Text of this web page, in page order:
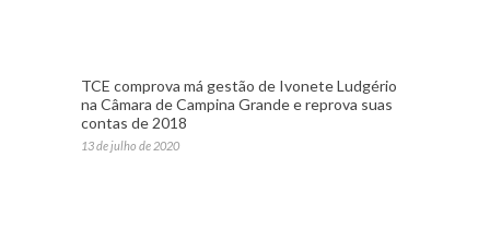
TCE comprova má gestão de Ivonete Ludgério
na Câmara de Campina Grande e reprova suas
contas de 2018
13 de julho de 2020